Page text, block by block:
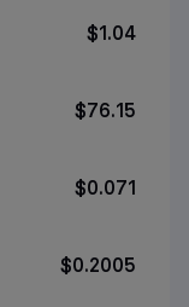
$1.04
$76.15
$0.071
$0.2005